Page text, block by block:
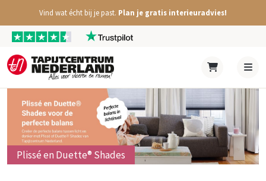
Vind wat écht bij je past. Plan je gratis interieuradvies!
Plissé en Duette® Shades